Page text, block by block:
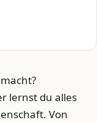
lernst du alles
Von